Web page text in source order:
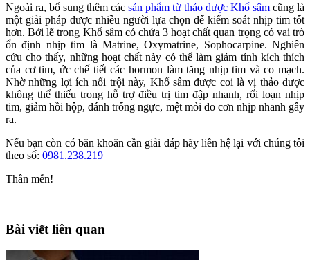
Ngoài ra, bổ sung thêm các sản phẩm từ thảo dược Khổ sâm cũng là
một giải pháp được nhiều người lựa chọn để kiểm soát nhịp tim tốt
hơn. Bởi lẽ trong Khổ sâm có chứa 3 hoạt chất quan trọng có vai trò
ổn định nhịp tim là Matrine, Oxymatrine, Sophocarpine. Nghiên
cứu cho thấy, những hoạt chất này có thể làm giảm tính kích thích
của cơ tim, ức chế tiết các hormon làm tăng nhịp tim và co mạch.
Nhờ những lợi ích nổi trội này, Khổ sâm được coi là vị thảo dược
không thể thiếu trong hỗ trợ điều trị tim đập nhanh, rối loạn nhịp
tim, giảm hồi hộp, đánh trống ngực, mệt mỏi do cơn nhịp nhanh gây
ra.
Nếu bạn còn có băn khoăn cần giải đáp hãy liên hệ lại với chúng tôi
theo số: 0981.238.219
Thân mến!
Bài viết liên quan